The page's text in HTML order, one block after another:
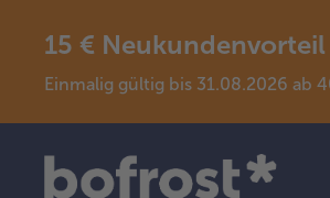
15 €
Einmalig gültig bis 31.08.2026 ab